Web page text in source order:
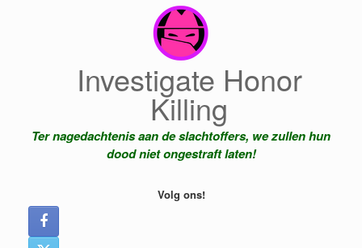
Investigate Honor
Killing
Ter nagedachtenis aan de slachtoffers, we zullen hun
dood niet ongestraft laten!
Volg ons!